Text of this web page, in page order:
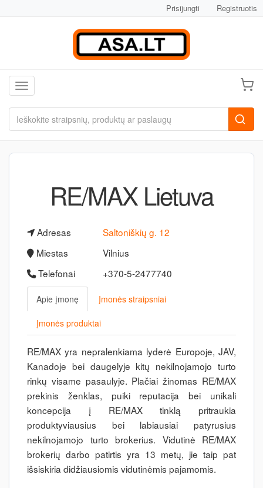
Prisijungti Registruotis
Toggle navigation
RE/MAX Lietuva
Adresas
Saltoniškių g. 12
Miestas
Vilnius
Telefonai
+370-5-2477740
Apie įmonę Įmonės straipsniai
Įmonės produktai
RE/MAX yra nepralenkiama lyderė Europoje, JAV,
Kanadoje bei daugelyje kitų nekilnojamojo turto
rinkų visame pasaulyje. Plačiai žinomas RE/MAX
prekinis ženklas, puiki reputacija bei unikali
koncepcija į RE/MAX tinklą pritraukia
produktyviausius bei labiausiai patyrusius
nekilnojamojo turto brokerius. Vidutinė RE/MAX
brokerių darbo patirtis yra 13 metų, jie taip pat
išsiskiria didžiausiomis vidutinėmis pajamomis.